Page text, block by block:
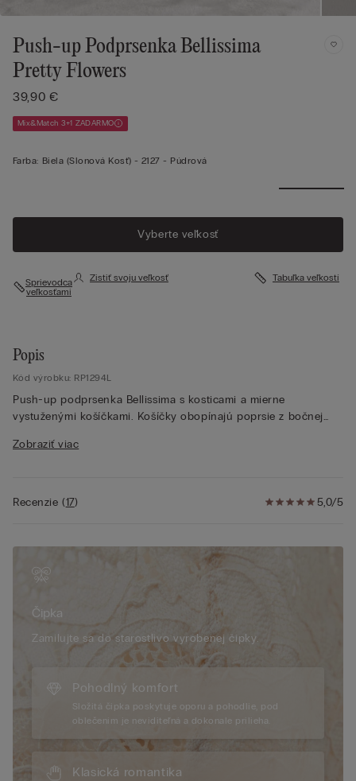
Push-up Podprsenka Bellissima
Pretty Flowers
39,90 €
Mix&Match 3+1 ZADARMO
Farba: Biela (slonová Kosť) - 2127 - Púdrová
Vyberte veľkosť
Sprievodca
veľkosťami
Zistiť svoju veľkosť Tabuľka veľkostí
Popis
Kód výrobku: RP1294L
Push-up podprsenka Bellissima s kosticami a mierne
vystuženými košíčkami. Košíčky obopínajú poprsie z bočnej
sú potiahnuté mikrovláknom a sú nastaviteľné v zadnej časti.
kontrastnej farbe, podľa variantu v ponuke.
Zobraziť viac
5,0/5
Recenzie(17)
Čipka
Zamilujte sa do starostlivo vyrobenej čipky.
Pohodlný komfort
Složitá čipka poskytuje oporu a pohodlie, pod
oblečením je neviditeľná a dokonale prilieha.
Klasická romantika